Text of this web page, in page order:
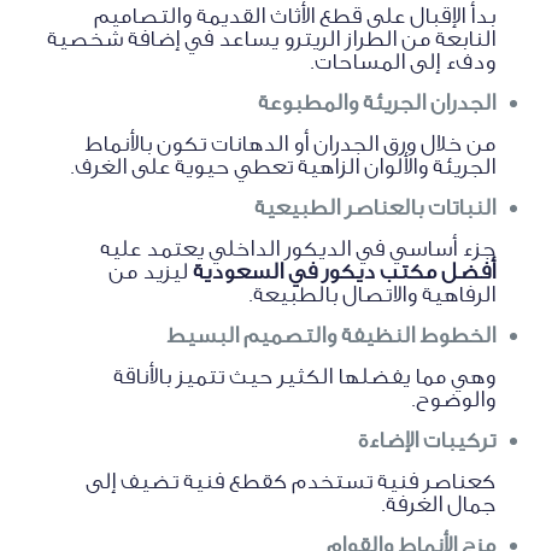
بدأ الإقبال على قطع الأثاث القديمة والتصاميم
النابعة من الطراز الريترو يساعد في إضافة شخصية
ودفء إلى المساحات.
الجدران الجريئة والمطبوعة
من خلال ورق الجدران أو الدهانات تكون بالأنماط
الجريئة والألوان الزاهية تعطي حيوية على الغرف.
النباتات بالعناصر الطبيعية
جزء أساسي في الديكور الداخلي يعتمد عليه
أفضل مكتب ديكور في السعوديةليزيد من
الرفاهية والاتصال بالطبيعة.
الخطوط النظيفة والتصميم البسيط
وهي مما يفضلها الكثير حيث تتميز بالأناقة
والوضوح.
تركيبات الإضاءة
كعناصر فنية تستخدم كقطع فنية تضيف إلى
جمال الغرفة.
مزج الأنماط والقوام